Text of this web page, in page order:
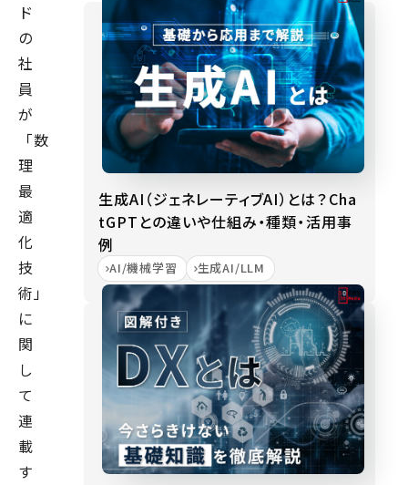
ド
の
社
員
が
「数
理
最
適
化
技
術」
に
関
し
て
連
載
す
生成AI（ジェネレーティブAI）とは？Cha
tGPTとの違いや仕組み・種類・活用事
例
AI/機械学習 生成AI/LLM